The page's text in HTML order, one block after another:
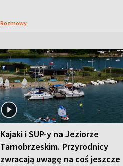
Rozmowy
Kajaki i SUP-y na Jeziorze
Tarnobrzeskim. Przyrodnicy
zwracają uwagę na coś jeszcze